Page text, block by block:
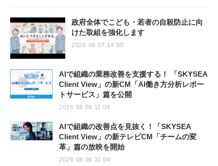
政府全体でこども・若者の自殺防止に向
けた取組を強化します
2026.08.07 14:00
AIで組織の業務改善を支援する！ 「SKYSEA
Client View」の新CM「AI働き方分析レポー
トサービス」篇を公開
2026.08.06 11:04
AIで組織の改善点を見抜く！「SKYSEA
Client View」の新テレビCM「チームの変
革」篇の放映を開始
2026.08.06 11:04